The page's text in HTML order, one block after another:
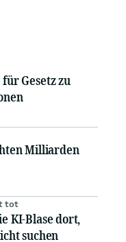
Gesetz zu
Milliarden
tot
KI-Blase dort,
suchen